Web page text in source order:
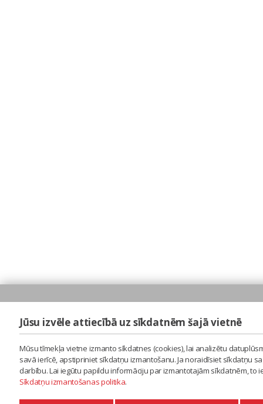
Jūsu izvēle attiecībā uz sīkdatnēm šajā vietnē
Mūsu tīmekļa vietne izmanto sīkdatnes (cookies), lai analizētu
savā ierīcē, apstipriniet sīkdatņu izmantošanu. Ja noraidīsiet sīkdatņu
darbību. Lai iegūtu papildu informāciju par izmantotajām sīkdatnēm,
Sīkdatņu izmantošanas politika.